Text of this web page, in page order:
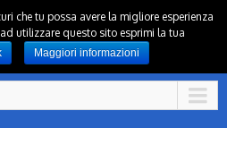
che tu possa avere la migliore esperienza
utilizzare questo sito esprimi la tua
Maggiori informazioni